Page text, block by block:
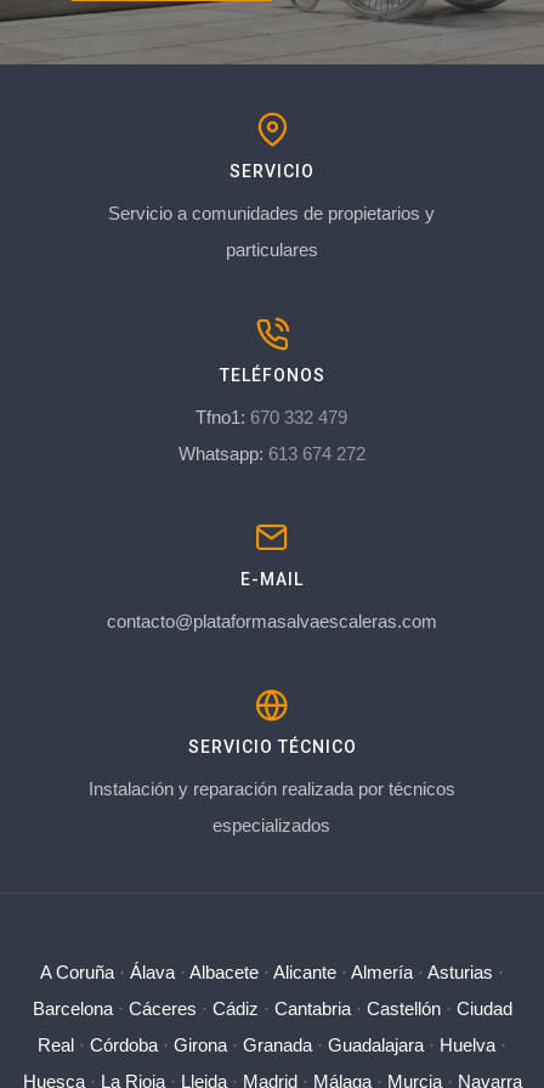
SERVICIO
Servicio a comunidades de propietarios y
particulares
TELÉFONOS
Tfno1: 670 332 479
Whatsapp: 613 674 272
E-MAIL
contacto@plataformasalvaescaleras.com
SERVICIO TÉCNICO
Instalación y reparación realizada por técnicos
especializados
A Coruña · Álava · Albacete · Alicante · Almería · Asturias ·
Barcelona· Cáceres · Cádiz · Cantabria· Castellón· Ciudad
Real · Córdoba · Girona · Granada · Guadalajara · Huelva ·
Huesca· La Rioja· Lleida· Madrid· Málaga· Murcia· Navarra